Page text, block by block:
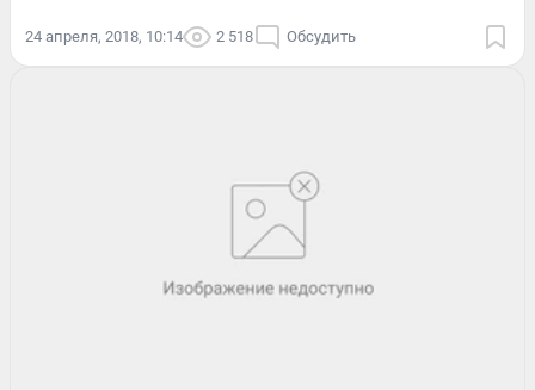
24 апреля, 2018, 10:14 2 518 Обсудить